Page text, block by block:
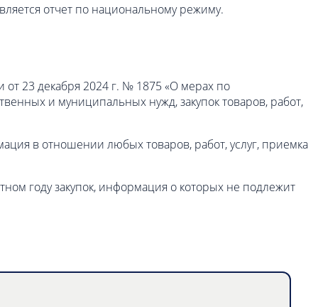
отчет по национальному режиму.
23 декабря 2024 г. № 1875 «О мерах по
и муниципальных нужд, закупок товаров, работ,
в отношении любых товаров, работ, услуг, приемка
году закупок, информация о которых не подлежит